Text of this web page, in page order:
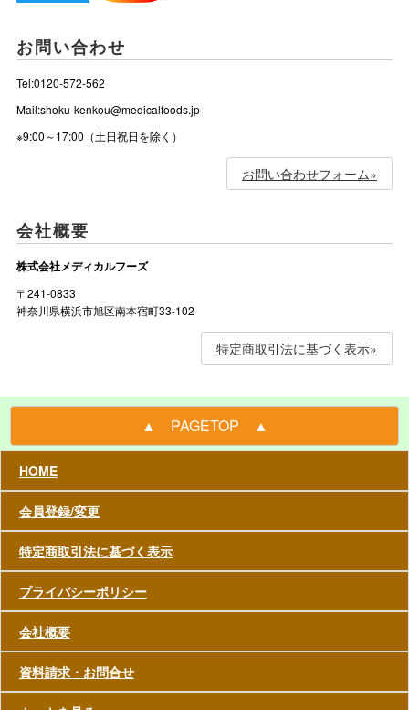
お問い合わせ
Tel:0120-572-562
Mail:shoku-kenkou@medicalfoods.jp
※9:00～17:00（土日祝日を除く）
お問い合わせフォーム»
会社概要
株式会社メディカルフーズ
〒241-0833
神奈川県横浜市旭区南本宿町33-102
特定商取引法に基づく表示»
▲ PAGETOP ▲
HOME
会員登録/変更
特定商取引法に基づく表示
プライバシーポリシー
会社概要
資料請求・お問合せ